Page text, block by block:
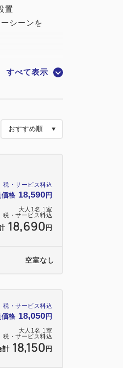
置
シーンを
ます。
すべて表示
税・サービス料込
格 18,590円
大人 1名 1室
税・サービス料込
18,690 円
空室なし
税・サービス料込
格 18,050円
大人 1名 1室
税・サービス料込
計 18,150 円